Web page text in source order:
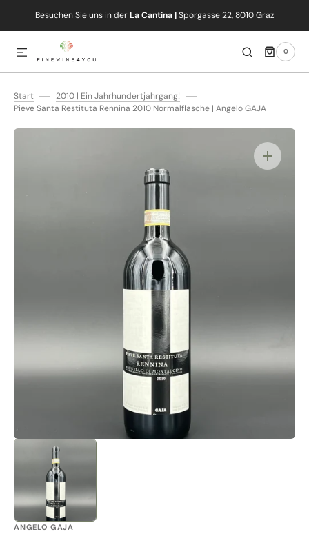
ZUM INHALT
Besuchen Sie uns in derLa Cantina | Sporgasse 22, 8010 Graz
0
0
ARTIKEL
Start
2010 | Ein Jahrhundertjahrgang!
Pieve Santa Restituta Rennina 2010 Normalflasche | Angelo GAJA
ANGELO GAJA
Medien
1
in
Galerieansicht
öffnen